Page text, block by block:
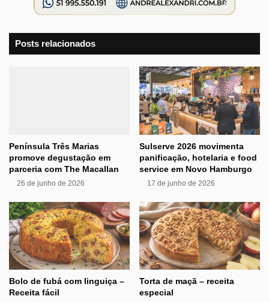
Posts relacionados
Península Três Marias
promove degustação em
parceria com The Macallan
26 de junho de 2026
Sulserve 2026 movimenta
panificação, hotelaria e food
service em Novo Hamburgo
17 de junho de 2026
Bolo de fubá com linguiça –
Receita fácil
Torta de maçã – receita
especial